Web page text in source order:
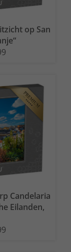
op San
Candelaria
Eilanden,